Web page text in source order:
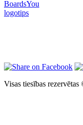
Visas tiesības